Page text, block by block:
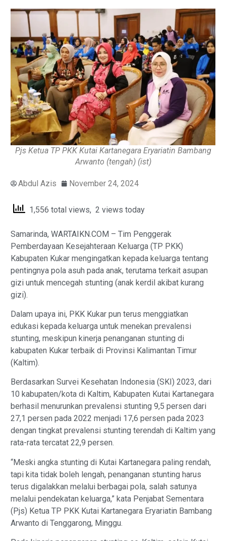
Pjs Ketua TP PKK Kutai Kartanegara Eryariatin Bambang
Arwanto (tengah) (ist)
Abdul Azis November 24, 2024
1,556 total views, 2 views today
Samarinda, WARTAIKN.COM – Tim Penggerak
Pemberdayaan Kesejahteraan Keluarga (TP PKK)
Kabupaten Kukar mengingatkan kepada keluarga tentang
pentingnya pola asuh pada anak, terutama terkait asupan
gizi untuk mencegah stunting (anak kerdil akibat kurang
gizi).
Dalam upaya ini, PKK Kukar pun terus menggiatkan
edukasi kepada keluarga untuk menekan prevalensi
stunting, meskipun kinerja penanganan stunting di
kabupaten Kukar terbaik di Provinsi Kalimantan Timur
(Kaltim).
Berdasarkan Survei Kesehatan Indonesia (SKI) 2023, dari
10 kabupaten/kota di Kaltim, Kabupaten Kutai Kartanegara
berhasil menurunkan prevalensi stunting 9,5 persen dari
27,1 persen pada 2022 menjadi 17,6 persen pada 2023
dengan tingkat prevalensi stunting terendah di Kaltim yang
rata-rata tercatat 22,9 persen.
“Meski angka stunting di Kutai Kartanegara paling rendah,
tapi kita tidak boleh lengah, penanganan stunting harus
terus digalakkan melalui berbagai pola, salah satunya
melalui pendekatan keluarga,” kata Penjabat Sementara
(Pjs) Ketua TP PKK Kutai Kartanegara Eryariatin Bambang
Arwanto di Tenggarong, Minggu.